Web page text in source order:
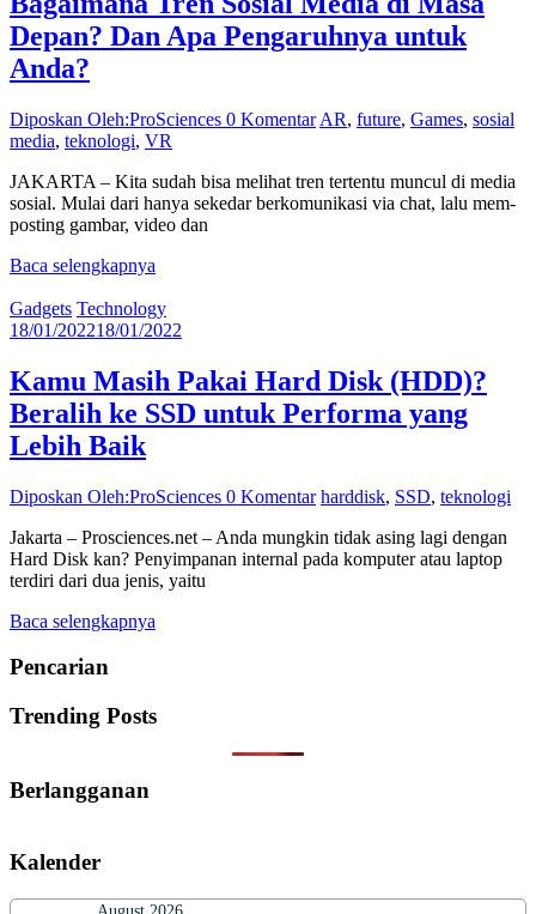
Depan? Dan Apa Pengaruhnya untuk
Anda?
Diposkan Oleh:ProSciences 0 Komentar AR, future, Games, sosial
media, teknologi, VR
JAKARTA – Kita sudah bisa melihat tren tertentu muncul di media
sosial. Mulai dari hanya sekedar berkomunikasi via chat, lalu mem-
posting gambar, video dan
Baca selengkapnya
Gadgets Technology
18/01/202218/01/2022
Kamu Masih Pakai Hard Disk (HDD)?
Beralih ke SSD untuk Performa yang
Lebih Baik
Diposkan Oleh:ProSciences 0 Komentar harddisk, SSD, teknologi
Jakarta – Prosciences.net – Anda mungkin tidak asing lagi dengan
Hard Disk kan? Penyimpanan internal pada komputer atau laptop
terdiri dari dua jenis, yaitu
Baca selengkapnya
Pencarian
Trending Posts
Berlangganan
Kalender